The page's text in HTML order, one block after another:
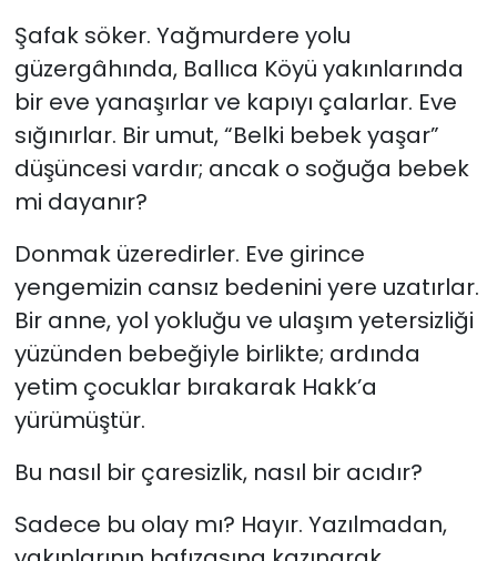
Şafak söker. Yağmurdere yolu
güzergâhında, Ballıca Köyü yakınlarında
bir eve yanaşırlar ve kapıyı çalarlar. Eve
sığınırlar. Bir umut, “Belki bebek yaşar”
düşüncesi vardır; ancak o soğuğa bebek
mi dayanır?
Donmak üzeredirler. Eve girince
yengemizin cansız bedenini yere uzatırlar.
Bir anne, yol yokluğu ve ulaşım yetersizliği
yüzünden bebeğiyle birlikte; ardında
yetim çocuklar bırakarak Hakk’a
yürümüştür.
Bu nasıl bir çaresizlik, nasıl bir acıdır?
Sadece bu olay mı? Hayır. Yazılmadan,